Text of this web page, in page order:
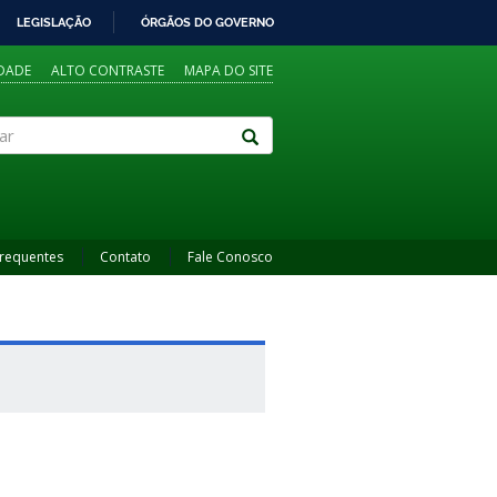
LEGISLAÇÃO ÓRGÃOS DO GOVERNO
ALTO CONTRASTE MAPA DO SITE
Contato Fale Conosco